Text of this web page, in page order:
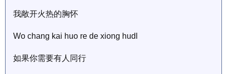
我敞开火热的胸怀
Wo chang kai huo re de xiong hudl
如果你需要有人同行